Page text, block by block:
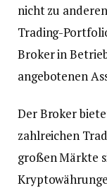
nicht zu
Trading-
Broker in
angebotenen
Der Broker
zahlreichen
großen Märkte